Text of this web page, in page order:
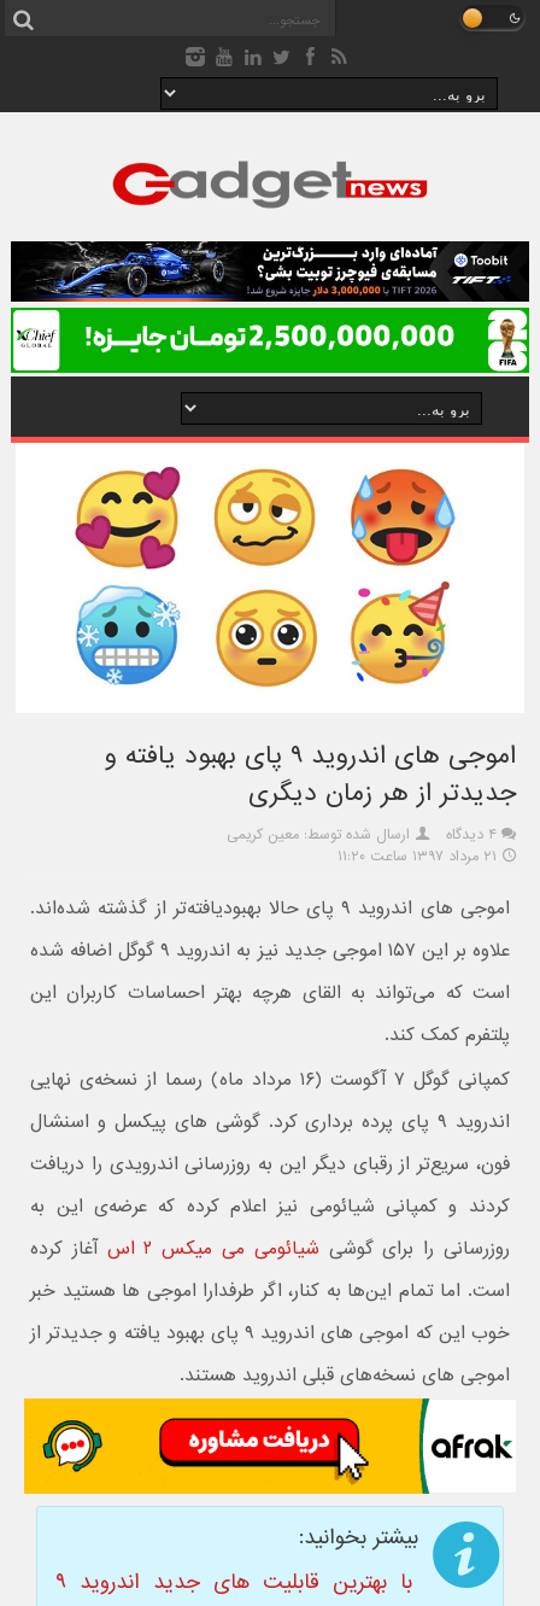
اموجی های اندروید ۹ پای بهبود یافته و
جدیدتر از هر زمان دیگری
۴ دیدگاه
ارسال شده توسط: معین کریمی
۲۱ مرداد ۱۳۹۷ ساعت ۱۱:۲۰
اموجی های اندروید ۹ پای حالا بهبودیافته‌تر از گذشته شده‌اند.
علاوه بر این ۱۵۷ اموجی جدید نیز به اندروید ۹ گوگل اضافه شده
است که می‌تواند به القای هرچه بهتر احساسات کاربران این
پلتفرم کمک کند.
کمپانی گوگل ۷ آگوست (۱۶ مرداد ماه) رسما از نسخه‌ی نهایی
اندروید ۹ پای پرده برداری کرد. گوشی های پیکسل و اسنشال
فون، سریع‌تر از رقبای دیگر این به روزرسانی اندرویدی را دریافت
کردند و کمپانی شیائومی نیز اعلام کرده که عرضه‌ی این به
روزرسانی را برای گوشی شیائومی می میکس ۲ اس
آغاز کرده
است. اما تمام این‌ها به کنار، اگر طرفدارا اموجی ها هستید خبر
خوب این که اموجی های اندروید ۹ پای بهبود یافته و جدیدتر از
اموجی های نسخه‌های قبلی اندروید هستند.
بیشتر بخوانید:
با بهترین قابلیت های جدید اندروید ۹